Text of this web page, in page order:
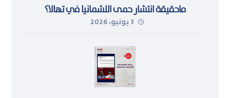
ماحقيقة انتشار حمى اللشمانيا في تهالا؟
3 يونيو، 2026